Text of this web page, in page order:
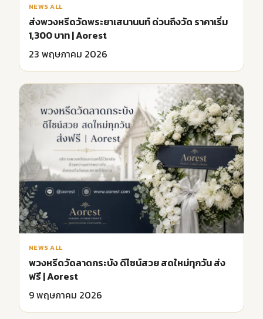
NEWS ALL
ส่งพวงหรีดวัดพระยาเสนานนท์ ด่วนถึงวัด ราคาเริ่ม
1,300 บาท | Aorest
23 พฤษภาคม 2026
NEWS ALL
พวงหรีดวัดลาดกระบัง ดีไซน์สวย สดใหม่ทุกวัน ส่ง
ฟรี | Aorest
9 พฤษภาคม 2026